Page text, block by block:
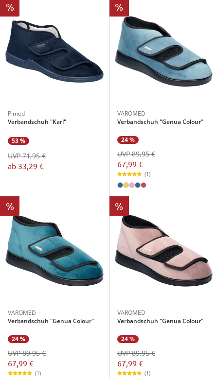
%
Pimed
Verbandschuh "Karl"
53 %
ab 33,29 €
UVP 71,95 €
%
VAROMED
Verbandschuh "Genua Colour"
24 %
67,99 €
UVP 89,95 €
(1)
%
VAROMED
Verbandschuh "Genua Colour"
24 %
67,99 €
UVP 89,95 €
(1)
%
VAROMED
Verbandschuh "Genua Colour"
24 %
67,99 €
UVP 89,95 €
(1)